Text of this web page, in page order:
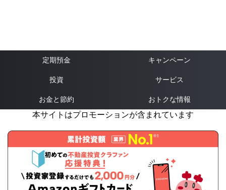
定期預金 キャンペーン
投資 サービス
お金と節約 おトクな情報
本サイトはプロモーションが含まれています